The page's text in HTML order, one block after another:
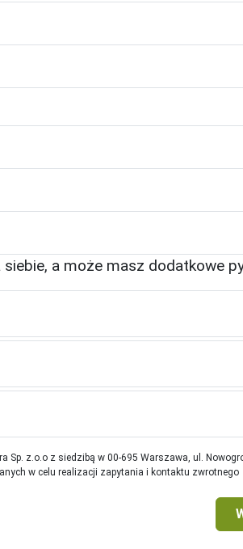
siebie, a może masz dodatkowe
Sp. z.o.o z siedzibą w 00-695 Warszawa, ul.
w celu realizacji zapytania i kontaktu zwrotnego